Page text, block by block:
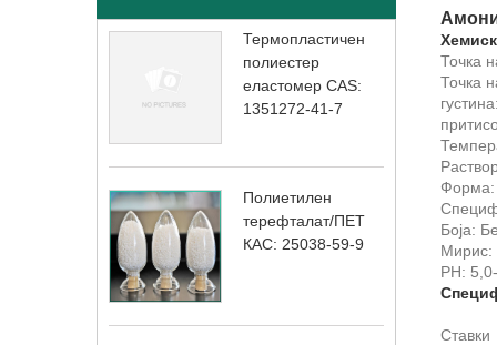
Термопластичен
полиестер
еластомер CAS:
1351272-41-7
Полиетилен
терефталат/ПЕТ
КАС: 25038-59-9
Точка
Точка
Форма:
Боја:
Мирис:
PH: